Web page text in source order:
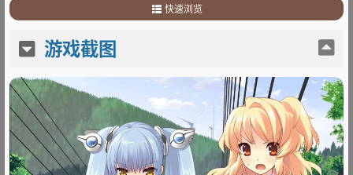
快速浏览
2.游戏简介
游戏截图